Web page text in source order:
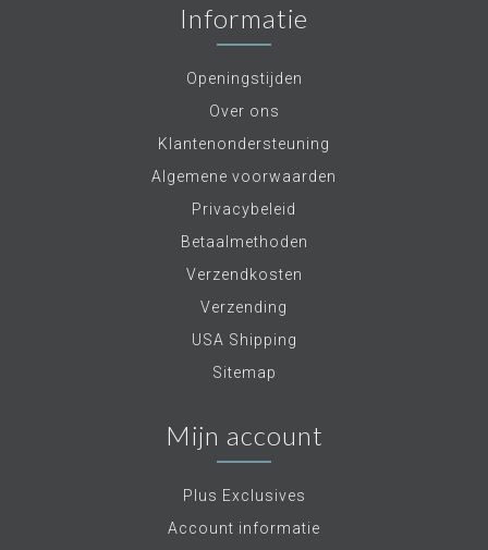
Informatie
Openingstijden
Over ons
Klantenondersteuning
Algemene voorwaarden
Privacybeleid
Betaalmethoden
Verzendkosten
Verzending
USA Shipping
Sitemap
Mijn account
Plus Exclusives
Account informatie